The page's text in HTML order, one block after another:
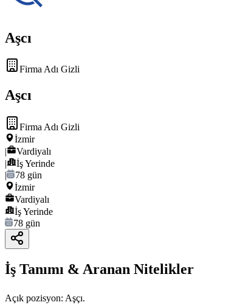
Aşcı
Firma Adı Gizli
Aşcı
Firma Adı Gizli
İzmir
|
Vardiyalı
|
İş Yerinde
|
78 gün
İzmir
Vardiyalı
İş Yerinde
78 gün
İş Tanımı & Aranan Nitelikler
Açık pozisyon: Aşçı.